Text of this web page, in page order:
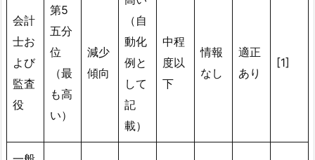
会計
士お
よび
監査
役
第5
五分
位
（最
も高
い）
減少
傾向
（自
動化
例と
して
記
載）
中程
度以
下
情報
なし
適正
あり
[1]